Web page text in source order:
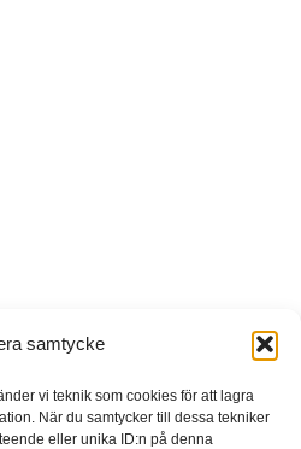
samtycke
vi teknik som cookies för att lagra
När du samtycker till dessa tekniker
eller unika ID:n på denna